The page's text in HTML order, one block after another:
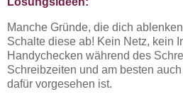
Manche Gründe, die dich
Schalte diese ab! Kein Netz, kein
Handychecken während des
Schreibzeiten und am besten
dafür vorgesehen ist.